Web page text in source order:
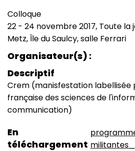
Type
de
manifestation
Colloque
Date
(smart)
22 - 24 novembre 2017, Toute la
Lieu
Metz, Île du Saulcy, salle Ferrari
Organisateur(s)
Descriptif
Crem (manisfestation labellisée
française des sciences de
communication)
En
téléchargement